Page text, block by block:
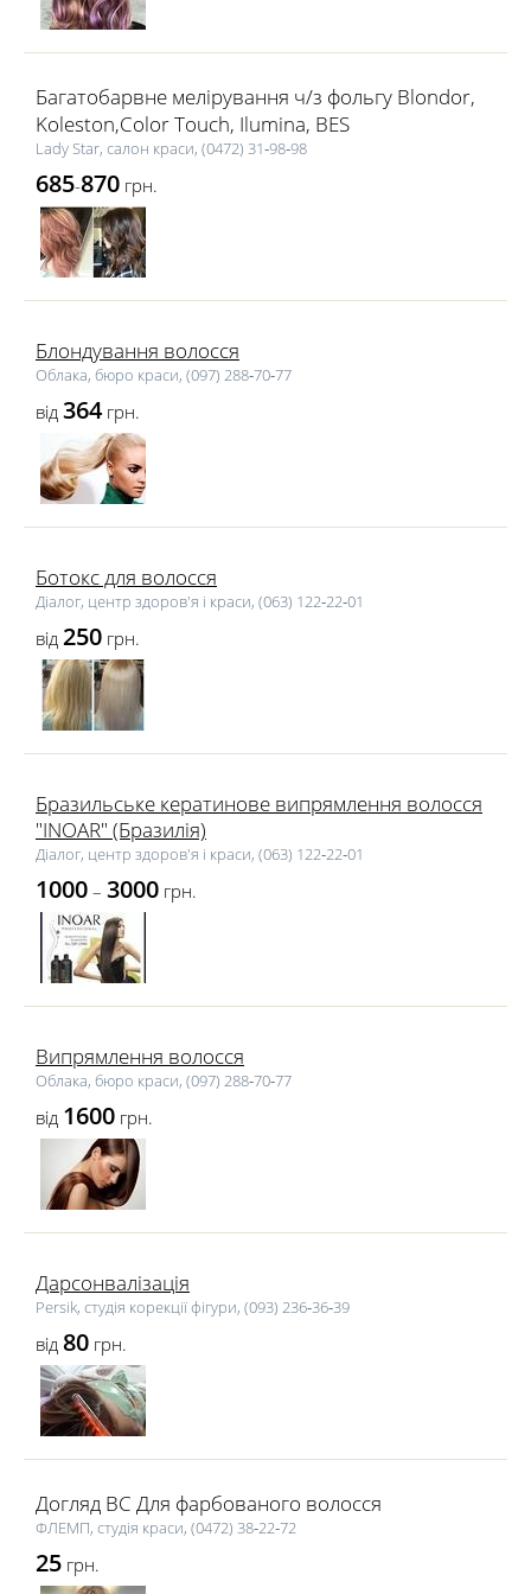
Багатобарвне мелірування ч/з фольгу Blondor,
Koleston,Color Touch, Ilumina, BES
Lady Star, салон краси, (0472) 31‑98‑98
685-870 грн.
Блондування волосся
Облака, бюро краси, (097) 288‑70‑77
від 364 грн.
Ботокс для волосся
Діалог, центр здоров'я і краси, (063) 122‑22‑01
від 250 грн.
Бразильське кератинове випрямлення волосся
"INOAR" (Бразилія)
Діалог, центр здоров'я і краси, (063) 122‑22‑01
1000 – 3000 грн.
Випрямлення волосся
Облака, бюро краси, (097) 288‑70‑77
від 1600 грн.
Дарсонвалізація
Persik, студія корекції фігури, (093) 236‑36‑39
від 80 грн.
Догляд BC Для фарбованого волосся
ФЛЕМП, студія краси, (0472) 38‑22‑72
25 грн.